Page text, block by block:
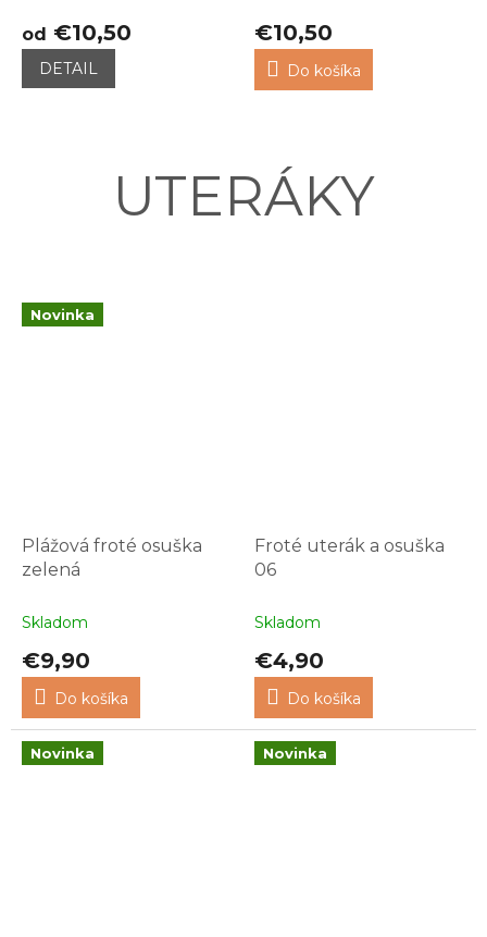
od €10,50
DETAIL
€10,50
Do košíka
UTERÁKY
Novinka
Plážová froté osuška
zelená
Skladom
€9,90
Do košíka
Froté uterák a osuška
06
Skladom
€4,90
Do košíka
Novinka Novinka